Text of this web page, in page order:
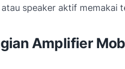
speaker aktif memakai
Amplifier